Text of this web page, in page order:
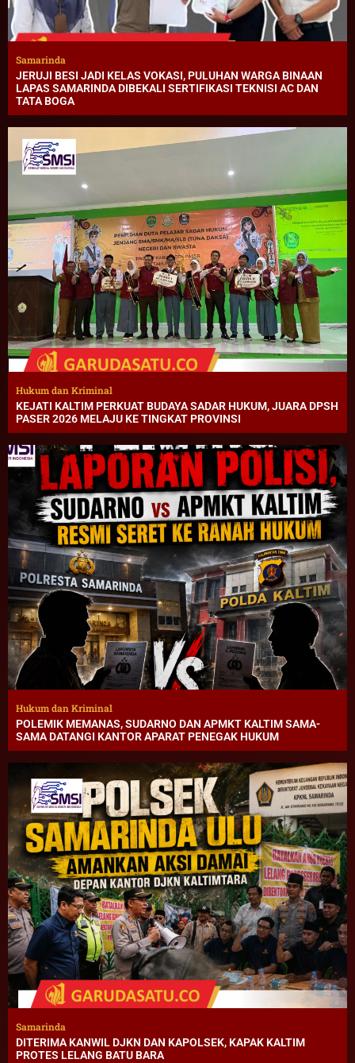
Samarinda
JERUJI BESI JADI KELAS VOKASI, PULUHAN WARGA BINAAN
LAPAS SAMARINDA DIBEKALI SERTIFIKASI TEKNISI AC DAN
TATA BOGA
Hukum dan Kriminal
KEJATI KALTIM PERKUAT BUDAYA SADAR HUKUM, JUARA DPSH
PASER 2026 MELAJU KE TINGKAT PROVINSI
Hukum dan Kriminal
POLEMIK MEMANAS, SUDARNO DAN APMKT KALTIM SAMA-
SAMA DATANGI KANTOR APARAT PENEGAK HUKUM
Samarinda
DITERIMA KANWIL DJKN DAN KAPOLSEK, KAPAK KALTIM
PROTES LELANG BATU BARA